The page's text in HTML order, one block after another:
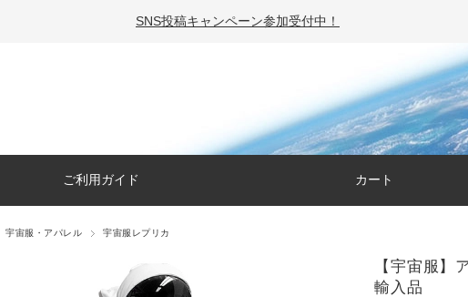
SNS投稿キャンペーン参加受付中！
ご利用ガイド カート
宇宙服・アパレル 宇宙服レプリカ
【宇宙服】
輸入品